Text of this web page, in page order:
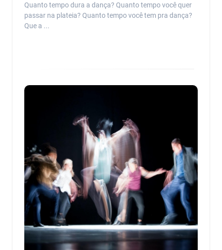
Quanto tempo dura a dança? Quanto tempo você quer
passar na plateia? Quanto tempo você tem pra dança?
Que a ...